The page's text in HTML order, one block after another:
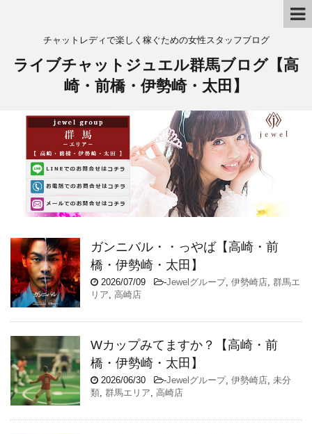
チャットレディで楽しく稼ぐための女性スタッフブログ
ライブチャットジュエル群馬ブログ【高
崎・前橋・伊勢崎・太田】
ガンニバル・・っやば【高崎・前
橋・伊勢崎・太田】
2026/07/09 -Jewelグループ, 伊勢崎店, 群馬エ
リア, 高崎店
Wカップみてますか？【高崎・前
橋・伊勢崎・太田】
2026/06/30 -Jewelグループ, 伊勢崎店, 未分
類, 群馬エリア, 高崎店